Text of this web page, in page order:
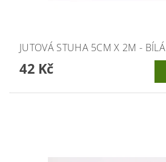
JUTOVÁ STUHA 5CM X 2M - BÍLÁ
42 Kč